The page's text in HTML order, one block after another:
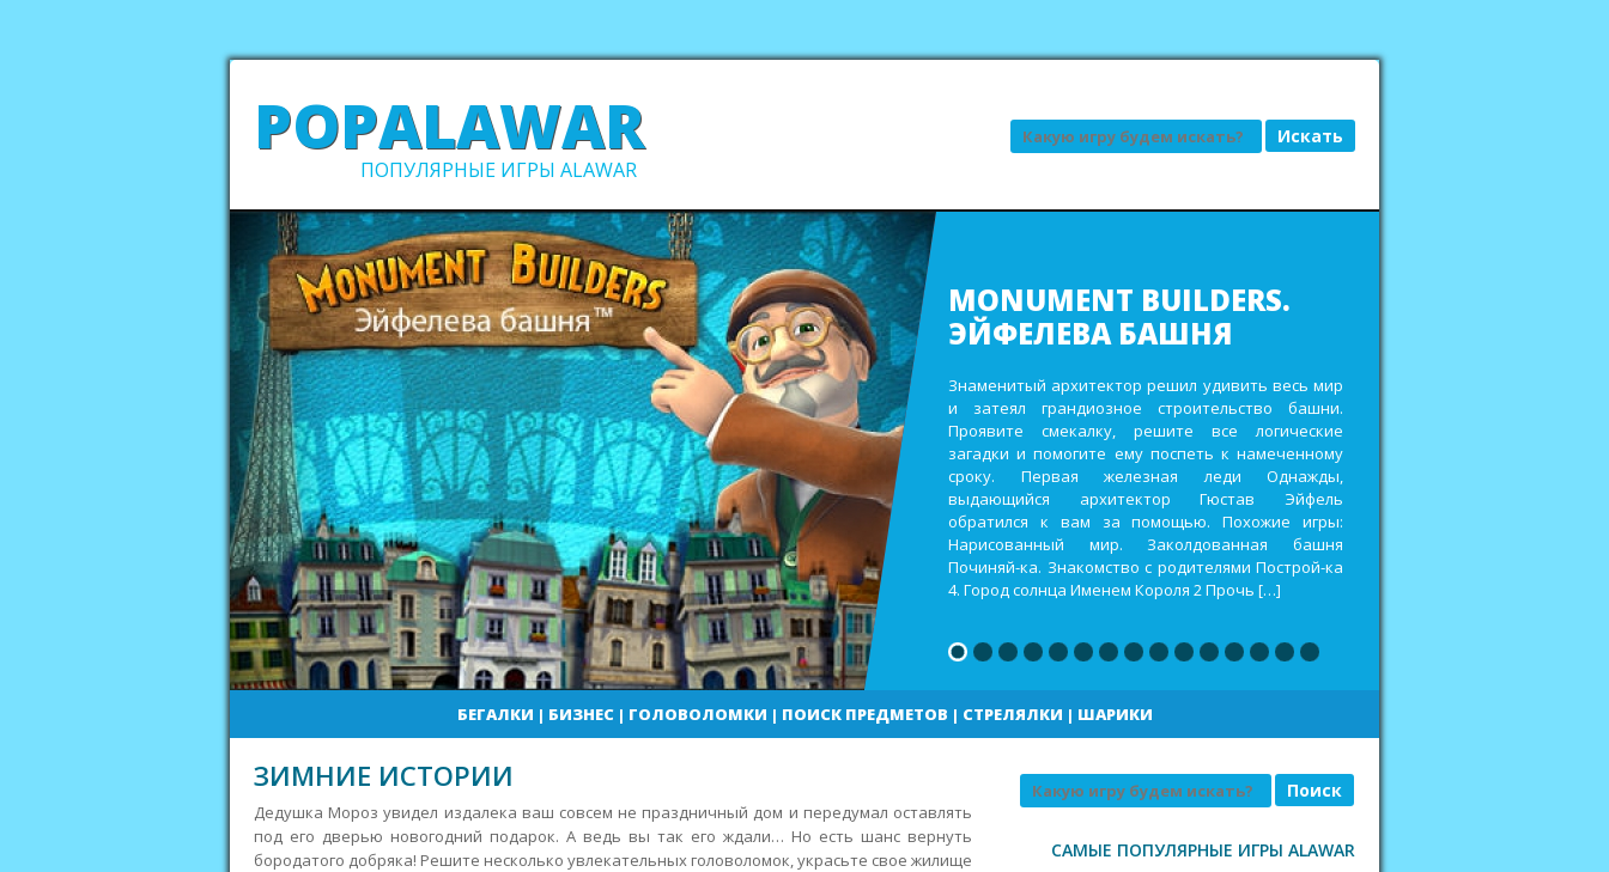
POPALAWAR
ПОПУЛЯРНЫЕ ИГРЫ ALAWAR
Поиск
ВСЕ В САД, ИЛИ ГРЯДКИ
В ПОРЯДКЕ
Выполните просьбы привередливых заказчиков и
заработайте деньги на реставрацию старенькой
виллы. Постройте кладовки для хранения
инвентаря и других полезных ресурсов,
восстановите дорожки и мостики в городских
садах и парках и выиграйте главный приз в
ежегодном садовом фестивале. Похожие игры:
Кекс шоп Как воспитать дракона 2 Построй-ка 4.
Город солнца Веселая ферма. Викинги Повелитель
погоды
БЕГАЛКИ | БИЗНЕС| ГОЛОВОЛОМКИ | ПОИСК ПРЕДМЕТОВ | СТРЕЛЯЛКИ | ШАРИКИ
ЗИМНИЕ ИСТОРИИ
Дедушка Мороз увидел издалека ваш совсем не праздничный дом и передумал оставлять
под его дверью новогодний подарок. А ведь вы так его ждали… Но есть шанс вернуть
бородатого добряка! Решите несколько увлекательных головоломок, украсьте свое жилище
Поиск
САМЫЕ ПОПУЛЯРНЫЕ ИГРЫ ALAWAR